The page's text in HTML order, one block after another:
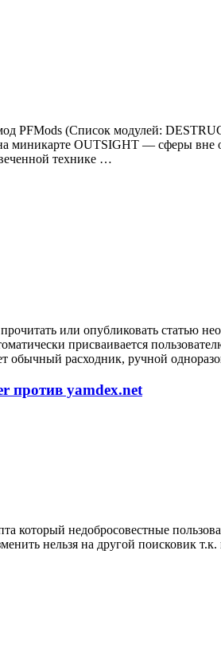
PFMods (Список модулей:
миникарте OUTSIGHT — сферы
технике …
или опубликовать статью
присваивается
обычный расходник, ручной
против yamdex.net
недобросовестные
нельзя на другой поисковик